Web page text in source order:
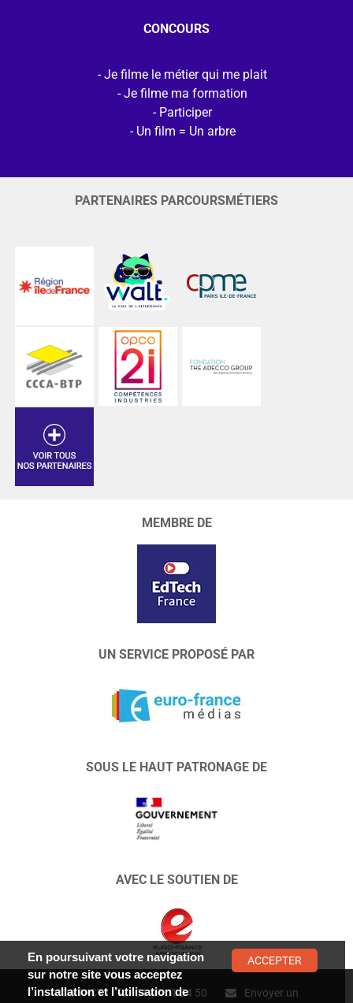
CONCOURS
Je filme le métier qui me plait
Je filme ma formation
Participer
Un film = Un arbre
PARTENAIRES PARCOURSMÉTIERS
MEMBRE DE
UN SERVICE PROPOSÉ PAR
SOUS LE HAUT PATRONAGE DE
AVEC LE SOUTIEN DE
CONTACT : 01 47 01 34 50 Envoyer un
En poursuivant votre navigation
sur notre site vous acceptez
l’installation et l’utilisation de
ACCEPTER